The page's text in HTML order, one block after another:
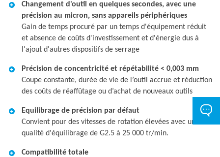
Changement d'outil en quelques secondes, avec une
précision au micron, sans appareils périphériques
Gain de temps procuré par un temps d'équipement réduit
et absence de coûts d'investissement et d'énergie dus à
l'ajout d'autres dispositifs de serrage
Précision de concentricité et répétabilité < 0,003 mm
Coupe constante, durée de vie de l’outil accrue et réduction
des coûts de réaffûtage ou d’achat de nouveaux outils
Equilibrage de précision par défaut
Convient pour des vitesses de rotation élevées avec une
qualité d'équilibrage de G2.5 à 25 000 tr/min.
Compatibilité totale